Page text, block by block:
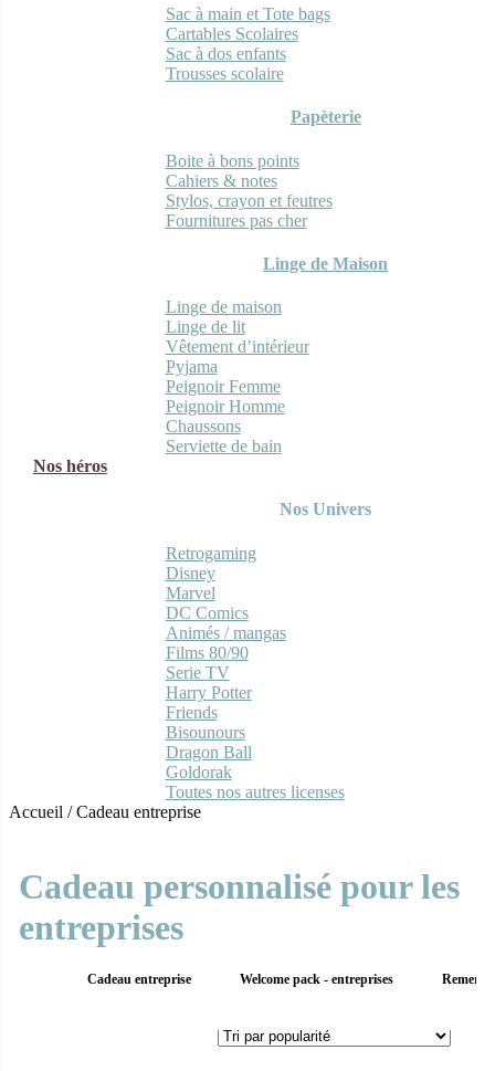
Sac à main et Tote bags
Cartables Scolaires
Sac à dos enfants
Trousses scolaire
Papèterie
Boite à bons points
Cahiers & notes
Stylos, crayon et feutres
Fournitures pas cher
Linge de Maison
Linge de maison
Linge de lit
Vêtement d’intérieur
Pyjama
Peignoir Femme
Peignoir Homme
Chaussons
Serviette de bain
Nos héros
Nos Univers
Retrogaming
Disney
Marvel
DC Comics
Animés / mangas
Films 80/90
Serie TV
Harry Potter
Friends
Bisounours
Dragon Ball
Goldorak
Toutes nos autres licenses
Accueil /Cadeau entreprise
Cadeau personnalisé pour les
entreprises
Cadeau entreprise Welcome pack - entreprises